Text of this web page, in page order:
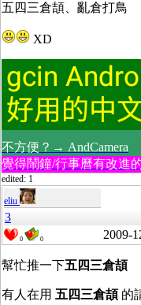
五四三倉頡、亂倉打鳥
XD
不方便？→ AndCamera
覺得鬧鐘/行事曆有改進
edited: 1
eliu
3
0 0 2009-
幫忙推一下五四三倉頡
有人在用 五四三倉頡 的